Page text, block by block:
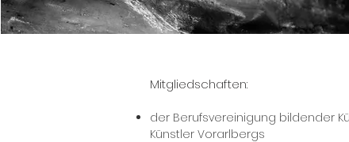
Mitgliedschaften:
der Berufsvereinigung bildender
Künstler Vorarlbergs